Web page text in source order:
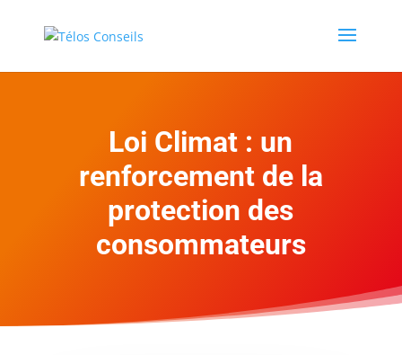
Loi Climat : un
renforcement de la
protection des
consommateurs